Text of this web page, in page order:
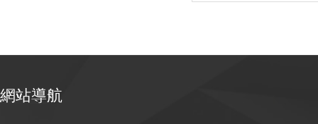
網站導航